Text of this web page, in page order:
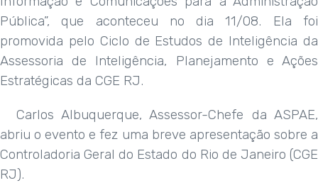
Pública”, que aconteceu no dia 11/08. Ela foi
promovida pelo Ciclo de Estudos de Inteligência da
Assessoria de Inteligência, Planejamento e Ações
Estratégicas da CGE RJ.
Carlos Albuquerque, Assessor-Chefe da ASPAE,
abriu o evento e fez uma breve apresentação sobre a
Controladoria Geral do Estado do Rio de Janeiro (CGE
RJ).